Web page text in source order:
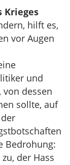
Krieges
hilft es,
vor Augen
und
dessen
sollte, auf
Bedrohung:
der Hass